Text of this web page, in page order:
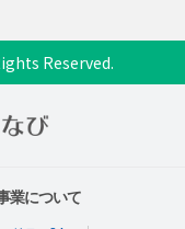
Reserved.